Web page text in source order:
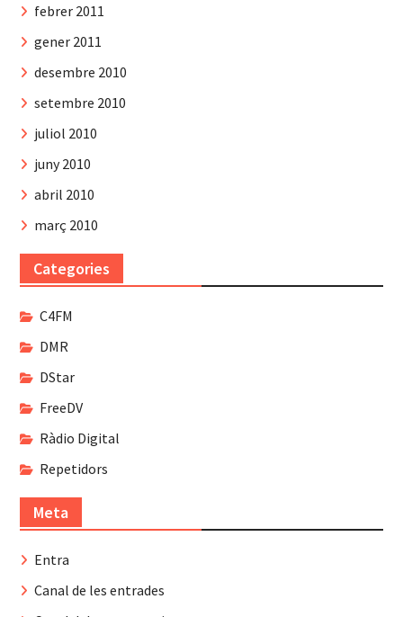
febrer 2011
gener 2011
desembre 2010
setembre 2010
juliol 2010
juny 2010
abril 2010
març 2010
Categories
C4FM
DMR
DStar
FreeDV
Ràdio Digital
Repetidors
Meta
Entra
Canal de les entrades